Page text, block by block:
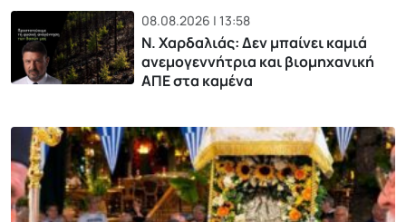
08.08.2026 | 13:58
Ν. Χαρδαλιάς: Δεν μπαίνει καμιά
ανεμογεννήτρια και βιομηχανική
ΑΠΕ στα καμένα